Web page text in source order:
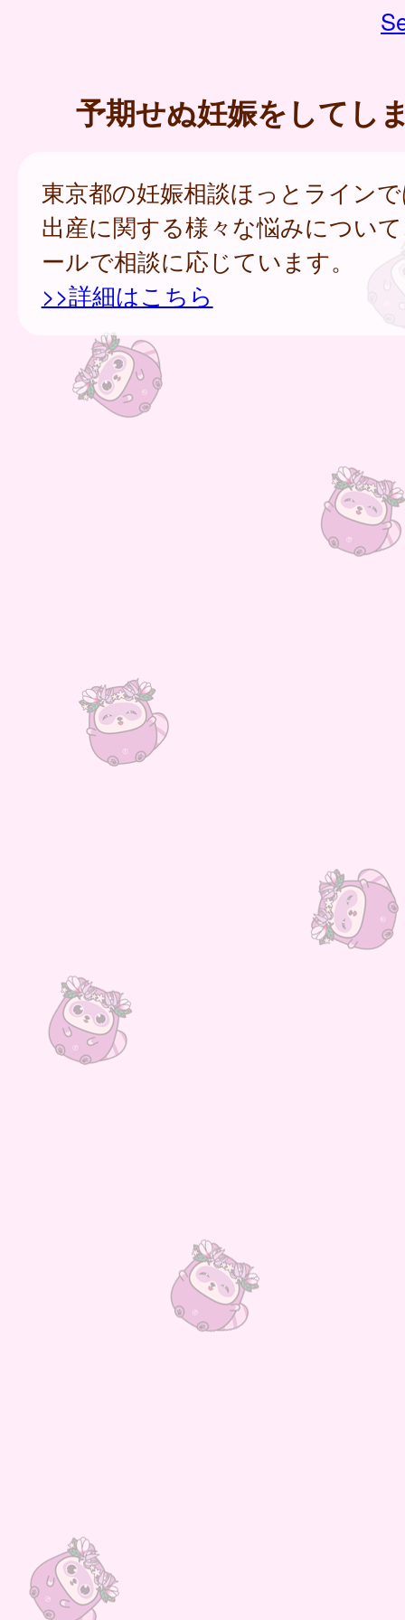
予期せぬ妊娠をしてし
東京都の妊娠相談ほっとライン
出産に関する様々な悩みについ
ールで相談に応じています。
>>詳細はこちら